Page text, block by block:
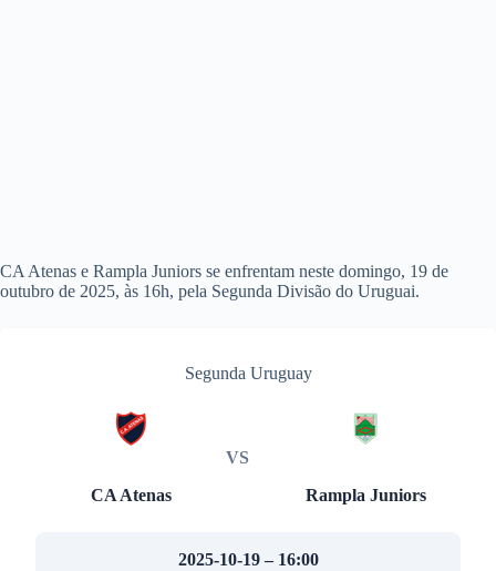
CA Atenas e Rampla Juniors se enfrentam neste domingo, 19 de
outubro de 2025, às 16h, pela Segunda Divisão do Uruguai.
Segunda Uruguay
CA Atenas
VS
Rampla Juniors
2025-10-19 – 16:00